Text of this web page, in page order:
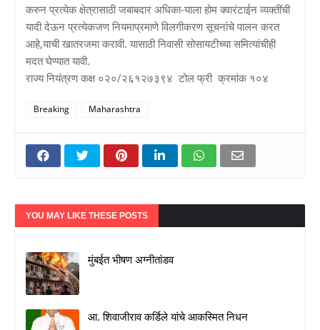
करुन प्रत्येक क्षेत्रासाठी जबाबदार अधिका-याला होम क्वारंटाईन व्यक्तींची
यादी देऊन प्रत्येकजण नियमाप्रमाणे विलगीकरण सूचनांचे पालन करत
आहे,याची खातरजमा करावी. यासाठी निवासी सोसायटीच्या समित्यांचीही
मदत घेण्यात यावी.
राज्य नियंत्रण कक्ष ०२०/२६१२७३९४ टोल फ्री क्रमांक १०४
Breaking Maharashtra
YOU MAY LIKE THESE POSTS
मुंबईत भीषण अग्नीतांडव
आ. शिवाजीराव कर्डिले यांचे आकस्मित निधन